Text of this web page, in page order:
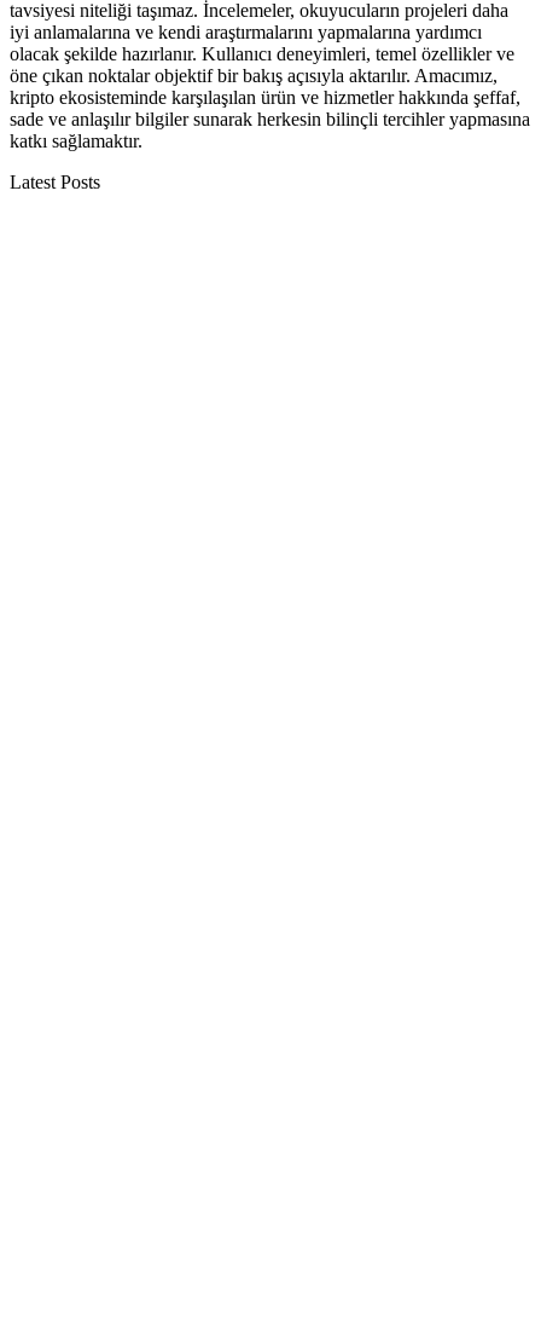
tavsiyesi niteliği taşımaz. İncelemeler, okuyucuların projeleri daha
iyi anlamalarına ve kendi araştırmalarını yapmalarına yardımcı
olacak şekilde hazırlanır. Kullanıcı deneyimleri, temel özellikler ve
öne çıkan noktalar objektif bir bakış açısıyla aktarılır. Amacımız,
kripto ekosisteminde karşılaşılan ürün ve hizmetler hakkında şeffaf,
sade ve anlaşılır bilgiler sunarak herkesin bilinçli tercihler yapmasına
katkı sağlamaktır.
Latest Posts